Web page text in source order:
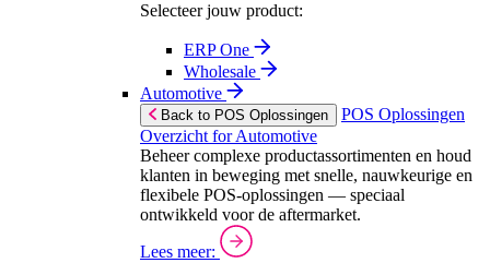
Selecteer jouw product:
ERP One
Wholesale
Automotive
Back to POS Oplossingen
POS Oplossingen
Overzicht for Automotive
Beheer complexe productassortimenten en houd
klanten in beweging met snelle, nauwkeurige en
flexibele POS-oplossingen — speciaal
ontwikkeld voor de aftermarket.
Lees meer: